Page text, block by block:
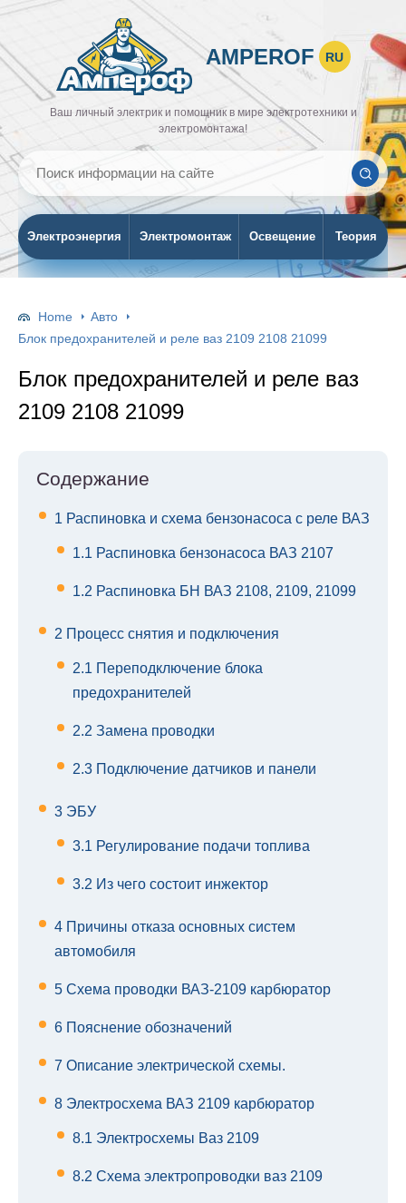
AMPEROF RU
Ваш личный электрик и помощник в мире электротехники и
электромонтажа!
Электроэнергия Электромонтаж Освещение Теория
Home
Авто
Блок предохранителей и реле ваз 2109 2108 21099
Блок предохранителей и реле ваз
2109 2108 21099
Содержание
1 Распиновка и схема бензонасоса с реле ВАЗ
1.1 Распиновка бензонасоса ВАЗ 2107
1.2 Распиновка БН ВАЗ 2108, 2109, 21099
2 Процесс снятия и подключения
2.1 Переподключение блока
предохранителей
2.2 Замена проводки
2.3 Подключение датчиков и панели
3 ЭБУ
3.1 Регулирование подачи топлива
3.2 Из чего состоит инжектор
4 Причины отказа основных систем
автомобиля
5 Схема проводки ВАЗ-2109 карбюратор
6 Пояснение обозначений
7 Описание электрической схемы.
8 Электросхема ВАЗ 2109 карбюратор
8.1 Электросхемы Ваз 2109
8.2 Схема электропроводки ваз 2109